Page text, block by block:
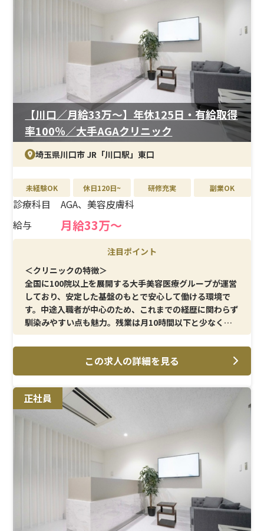
入職後はOJTを中心に、業務の流れや施術介助を段階的
に習得。未経験分野からスタートした看護師も多く、質
問しやすい体制が整っています。経験を重ねるごとに、対
応できる業務の幅が広がります。
月給35万円以上の高水準に加え、年間休日125日・残業ほ
ぼなしと働きやすさも充実。副業OKのため、収入やキャ
リアの選択肢を広げたい方にも適した環境です。
【川口／月給33万〜】年休125日・有給取得
率100％／大手AGAクリニック
埼玉県川口市 JR「川口駅」東口
未経験OK 休日120日~ 研修充実 副業OK
診療科目
AGA、美容皮膚科
給与
月給33万〜
注目ポイント
＜クリニックの特徴＞
全国に100院以上を展開する大手美容医療グループが運営
しており、安定した基盤のもとで安心して働ける環境で
す。中途入職者が中心のため、これまでの経歴に関わらず
馴染みやすい点も魅力。残業は月10時間以下と少なく、
無理のない働き方が実現できます。JR川口駅から徒歩圏
内と、通勤のしやすさもポイントです。
＜メイン施術＞
AGA治療や美容皮膚科領域を中心に、採血・点滴・メソ
セラピー・ミノキジェットなどを担当いただきます。臨床
経験をベースに、美容医療の専門知識とスキルを身につ
けながらキャリアの幅を広げられる環境です。
美容医療未経験の方でも安心してスタートできるよう、
現場でのフォロー体制を整えています。業務は段階的に習
得でき、一つひとつ確認しながら進められるため、着実に
スキルアップが可能です。
この求人の詳細を見る
正社員